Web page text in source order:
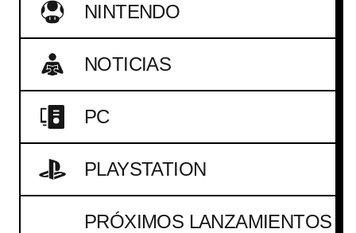
NINTENDO
NOTICIAS
PC
PLAYSTATION
PRÓXIMOS LANZAMIENTOS